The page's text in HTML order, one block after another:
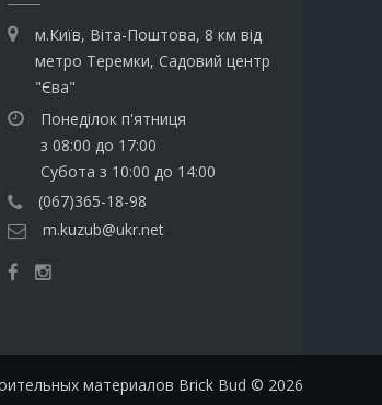
м.Київ, Віта-Поштова, 8 км від
метро Теремки, Садовий центр
"Єва"
Понеділок п'ятниця
з 08:00 до 17:00
Субота з 10:00 до 14:00
(067)365-18-98
m.kuzub@ukr.net
материалов Brick Bud © 2026